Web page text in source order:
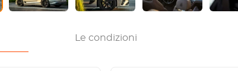
Le condizioni